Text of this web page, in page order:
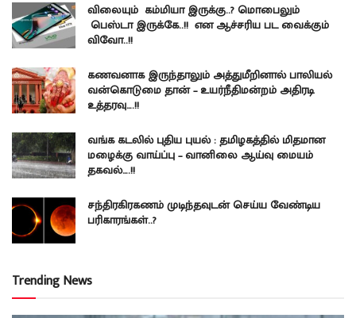
விலையும் கம்மியா இருக்கு..? மொபைலும்
பெஸ்டா இருக்கே..!! என ஆச்சரிய பட வைக்கும்
விவோ..!!
கணவனாக இருந்தாலும் அத்துமீறினால் பாலியல்
வன்கொடுமை தான் – உயர்நீதிமன்றம் அதிரடி
உத்தரவு….!!
வங்க கடலில் புதிய புயல் : தமிழகத்தில் மிதமான
மழைக்கு வாய்ப்பு – வானிலை ஆய்வு மையம்
தகவல்….!!
சந்திரகிரகணம் முடிந்தவுடன் செய்ய வேண்டிய
பரிகாரங்கள்..?
Trending News